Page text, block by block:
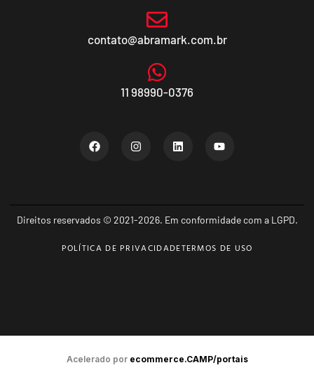
contato@abramark.com.br
11 98990-0376
Direitos reservados © 2021-2026. Em conformidade com a LGPD.
POLÍTICA DE PRIVACIDADETERMOS DE USO
Acelerado por ecommerce.CAMP/portais